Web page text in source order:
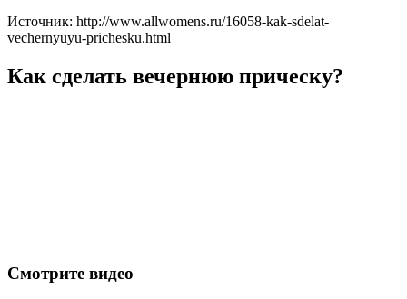
Источник: http://www.allwomens.ru/16058-kak-sdelat-
vechernyuyu-prichesku.html
Как сделать вечернюю прическу?
Смотрите видео